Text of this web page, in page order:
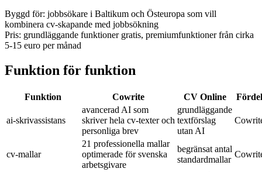
Byggd för: jobbsökare i Baltikum och Östeuropa som vill
kombinera cv-skapande med jobbsökning
Pris: grundläggande funktioner gratis, premiumfunktioner från cirka
5-15 euro per månad
Funktion för funktion
Funktion Cowrite CV Online Fördel
ai-skrivassistans
avancerad AI som
skriver hela cv-texter och
personliga brev
grundläggande
textförslag
utan AI
cv-mallar
21 professionella mallar
optimerade för svenska
arbetsgivare
begränsat antal
standardmallar